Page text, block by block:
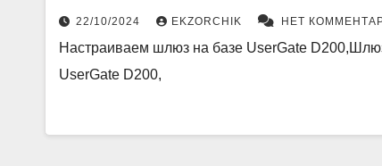
22/10/2024 EKZORCHIK НЕТ
Настраиваем шлюз на базе UserGate
UserGate D200,